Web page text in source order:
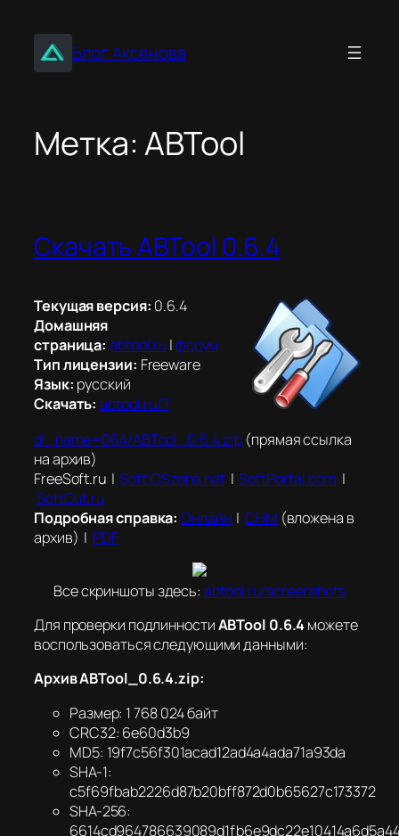
содержимомуБлог Аксенова
Метка:ABTool
Скачать ABTool 0.6.4
Текущая версия: 0.6.4
Домашняя
страница: abtool.ru|форум
Тип лицензии: Freeware
Язык: русский
Скачать:abtool.ru/?
dl_name=064/ABTool_0.6.4.zip (прямая ссылка
на архив)
FreeSoft.ru |Soft.OSzone.net|SoftPortal.com |
SoftOut.ru
Подробная справка: Онлайн| CHM (вложена в
архив) | PDF
Все скриншоты здесь: abtool.ru/screenshots
Для проверки подлинностиABTool 0.6.4 можете
воспользоваться следующими данными:
Архив ABTool_0.6.4.zip:
Размер: 1 768 024 байт
CRC32: 6e60d3b9
MD5: 19f7c56f301acad12ad4a4ada71a93da
SHA-1:
c5f69fbab2226d87b20bff872d0b65627c173372
SHA-256: